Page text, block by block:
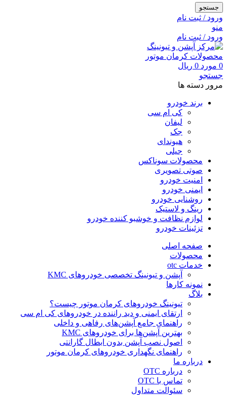
جستجو
ورود / ثبت نام
منو
ورود / ثبت نام
0 مورد 0 ریال
جستجو
مرور دسته ها
برند خودرو
کی ام سی
لیفان
جک
هیوندای
جیلی
محصولات سوناکس
صوتی تصویری
امنیت خودرو
ایمنی خودرو
روشنایی خودرو
رینگ و لاستیک
لوازم نظافت و خوشبو کننده خودرو
تزئینات خودرو
صفحه اصلی
محصولات
خدمات otc
آپشن و تیونینگ تخصصی خودروهای KMC
نمونه کارها
بلاگ
تیونینگ خودروهای کرمان موتور چیست؟
ارتقای ایمنی و دید راننده در خودروهای کی ام سی
راهنمای جامع آپشن‌های رفاهی و داخلی
بهترین آپشن‌ها برای خودروهای KMC
اصول نصب آپشن بدون ابطال گارانتی
راهنمای نگهداری خودروهای کرمان موتور
درباره ما
درباره OTC
تماس با OTC
سئوالت متداول